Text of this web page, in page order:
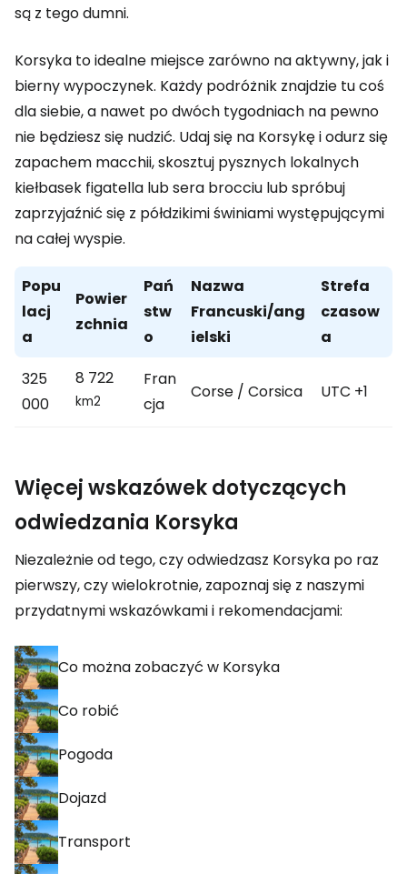
są z tego dumni.
Korsyka to idealne miejsce zarówno na aktywny, jak i
bierny wypoczynek. Każdy podróżnik znajdzie tu coś
dla siebie, a nawet po dwóch tygodniach na pewno
nie będziesz się nudzić. Udaj się na Korsykę i odurz się
zapachem macchii, skosztuj pysznych lokalnych
kiełbasek figatella lub sera brocciu lub spróbuj
zaprzyjaźnić się z półdzikimi świniami występującymi
na całej wyspie.
Popu
lacj
a
Powier
zchnia
Pań
stw
o
Nazwa
Francuski/ang
ielski
Strefa
czasow
a
325
000
8 722
km2
Fran
cja
Corse / Corsica UTC +1
Więcej wskazówek dotyczących
odwiedzania Korsyka
Niezależnie od tego, czy odwiedzasz Korsyka po raz
pierwszy, czy wielokrotnie, zapoznaj się z naszymi
przydatnymi wskazówkami i rekomendacjami:
Co można zobaczyć w Korsyka
Co robić
Pogoda
Dojazd
Transport